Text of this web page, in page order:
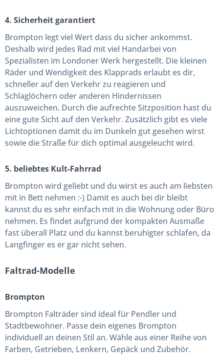
4. Sicherheit garantiert
Brompton legt viel Wert dass du sicher ankommst.
Deshalb wird jedes Rad mit viel Handarbei von
Spezialisten im Londoner Werk hergestellt. Die kleinen
Räder und Wendigkeit des Klapprads erlaubt es dir,
schneller auf den Verkehr zu reagieren und
Schlaglöchern oder anderen Hindernissen
auszuweichen. Durch die aufrechte Sitzposition hast du
eine gute Sicht auf den Verkehr. Zusätzlich gibt es viele
Lichtoptionen damit du im Dunkeln gut gesehen wirst
sowie die Straße für dich optimal ausgeleucht wird.
5. beliebtes Kult-Fahrrad
Brompton wird geliebt und du wirst es auch am liebsten
mit in Bett nehmen :-) Damit es auch bei dir bleibt
kannst du es sehr einfach mit in die Wohnung oder Büro
nehmen. Es findet aufgrund der kompakten Ausmaße
fast überall Platz und du kannst beruhigter schlafen, da
Langfinger es er gar nicht sehen.
Faltrad-Modelle
Brompton
Brompton Falträder sind ideal für Pendler und
Stadtbewohner. Passe dein eigenes Brompton
individuell an deinen Stil an. Wähle aus einer Reihe von
Farben, Getrieben, Lenkern, Gepäck und Zubehör.